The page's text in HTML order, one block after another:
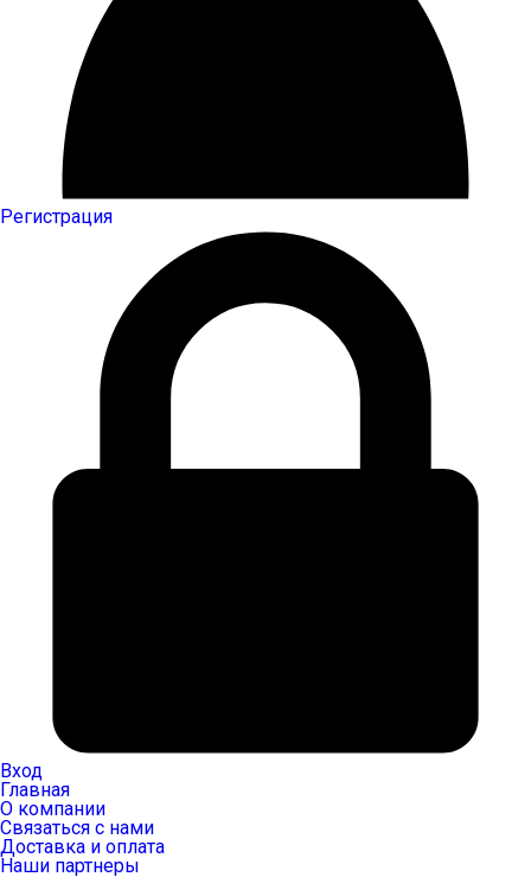
Регистрация
Вход
Главная
О компании
Связаться с нами
Доставка и оплата
Наши партнеры